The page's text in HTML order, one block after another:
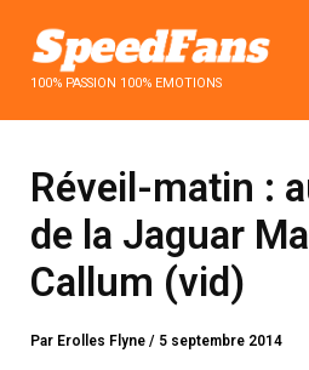
contenu100% PASSION 100% EMOTIONS
Réveil-matin :
de la Jaguar
Callum (vid)
Par Erolles Flyne/ 5 septembre 2014